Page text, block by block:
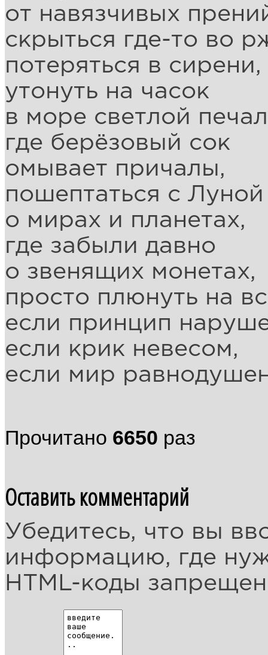
от навязчивых
скрыться где-то во
потеряться в сирени,
утонуть на часок
в море светлой
где берёзовый сок
омывает причалы,
пошептаться с Луной
о мирах и планетах,
где забыли давно
о звенящих монетах,
просто плюнуть на
если принцип
если крик невесом,
если мир
Прочитано 6650 раз
Оставить комментарий
Убедитесь, что вы
информацию, где
HTML-коды